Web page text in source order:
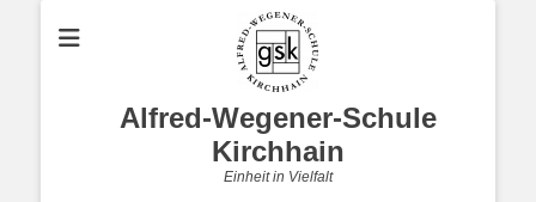
Alfred-Wegener-Schule
Kirchhain
Einheit in Vielfalt